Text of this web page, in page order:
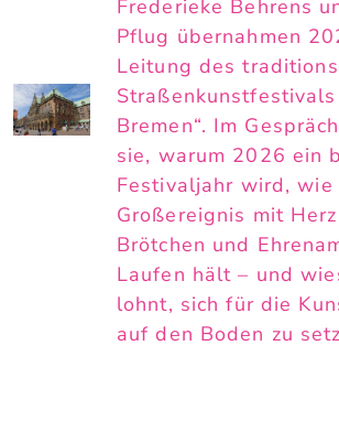
Frederieke Behrens
Pflug übernahmen
Leitung des
Straßenkunstfestivals
Bremen“. Im
sie, warum 2026 ein
Festivaljahr wird, wie
Großereignis mit
Brötchen und
Laufen hält – und
lohnt, sich für die
auf den Boden zu